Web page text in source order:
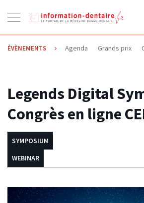
la
navigation
ÉVÈNEMENTS Agenda Grands prix
25.11.2020
Legends Digital
Congrès en ligne
SYMPOSIUM
WEBINAR